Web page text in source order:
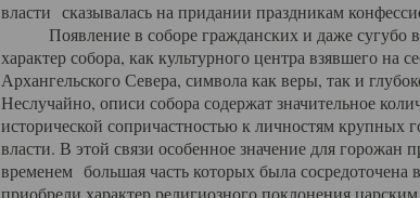
власти сказывалась на придании праздникам
Появление в соборе гражданских и даже сугубо
характер собора, как культурного центра взявшего на
Архангельского Севера, символа как веры, так и
Неслучайно, описи собора содержат значительное
исторической сопричастностью к личностям крупных
власти. В этой связи особенное значение для горожан
временем большая часть которых была сосредоточена
приобрели характер религиозного поклонения